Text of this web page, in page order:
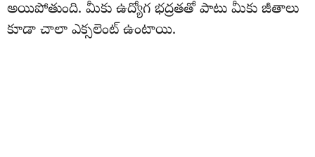
అయిపోతుంది. మీకు ఉద్యోగ భద్రతతో పాటు మీకు జీతాలు
కూడా చాలా ఎక్సలెంట్ ఉంటాయి.